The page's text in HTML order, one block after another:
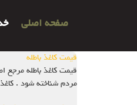
صفحه اصلی
قیمت کاغذ باطله
مردم شناخته شود . کاغذ